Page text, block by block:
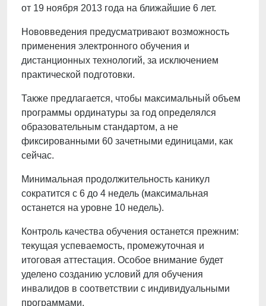
от 19 ноября 2013 года на ближайшие 6 лет.
Нововведения предусматривают возможность
применения электронного обучения и
дистанционных технологий, за исключением
практической подготовки.
Также предлагается, чтобы максимальный объем
программы ординатуры за год определялся
образовательным стандартом, а не
фиксированными 60 зачетными единицами, как
сейчас.
Минимальная продолжительность каникул
сократится с 6 до 4 недель (максимальная
останется на уровне 10 недель).
Контроль качества обучения останется прежним:
текущая успеваемость, промежуточная и
итоговая аттестация. Особое внимание будет
уделено созданию условий для обучения
инвалидов в соответствии с индивидуальными
программами.